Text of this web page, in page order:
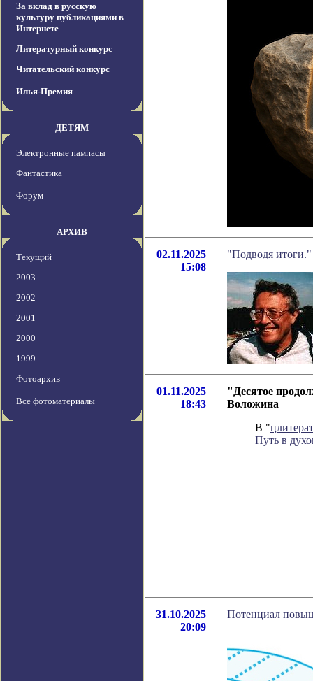
За вклад в русскую
культуру публикациями в
Интернете
Литературный конкурс
Читательский конкурс
Илья-Премия
ДЕТЯМ
Электронные пампасы
Фантастика
Форум
АРХИВ
Текущий
2003
2002
2001
2000
1999
Фотоархив
Все фотоматериалы
02.11.2025
15:08
"Подводя итоги."
01.11.2025
18:43
"Десятое
Воложина
В "
Путь в
31.10.2025
20:09
Потенциал